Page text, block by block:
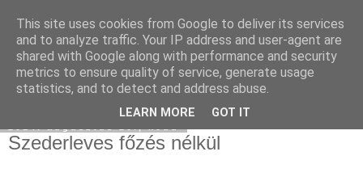
Moha Konyha
Szederleves főzés nélkül
This site uses cookies from Google to deliver its services
and to analyze traffic. Your IP address and user-agent are
shared with Google along with performance and security
metrics to ensure quality of service, generate usage
statistics, and to detect and address abuse.
LEARN MORE GOT IT